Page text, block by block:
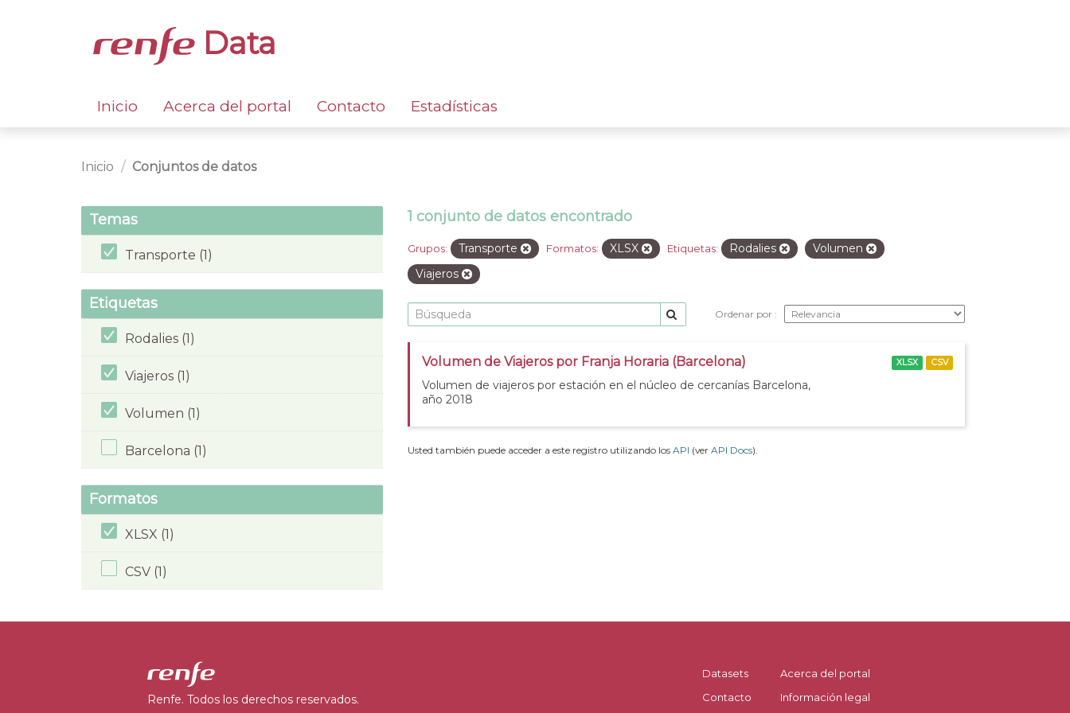
Data
Inicio Acerca del portal Contacto Estadísticas
Inicio Conjuntos de datos
Temas
Transporte (1)
Etiquetas
Rodalies (1)
Viajeros (1)
Volumen (1)
Barcelona (1)
Formatos
XLSX (1)
CSV (1)
1 conjunto de datos encontrado
Grupos: Transporte Formatos: XLSX Etiquetas: Rodalies
Volumen
Viajeros
Ordenar por
Volumen de Viajeros por Franja Horaria (Barcelona)
Volumen de viajeros por estación en el núcleo de cercanías Barcelona,
año 2018
XLSX CSV
Usted también puede acceder a este registro utilizando los API (ver API Docs).
Renfe. Todos los derechos reservados.
Datasets
Contacto
Acerca del portal
Información legal